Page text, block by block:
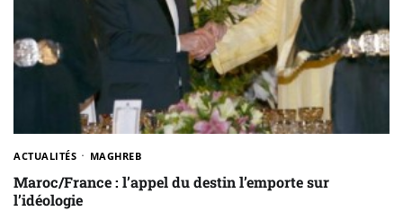
ACTUALITÉS MAGHREB
Maroc/France : l’appel du destin l’emporte sur
l’idéologie